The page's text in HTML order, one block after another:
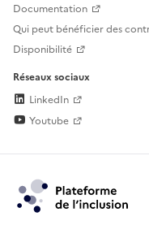
Documentation
Qui peut bénéficier des
Disponibilité
Réseaux sociaux
LinkedIn
Youtube